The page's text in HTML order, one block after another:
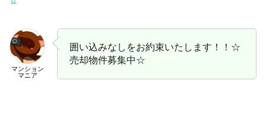
マンション
マニア
囲い込みなしをお約束いたします！！☆
売却物件募集中☆